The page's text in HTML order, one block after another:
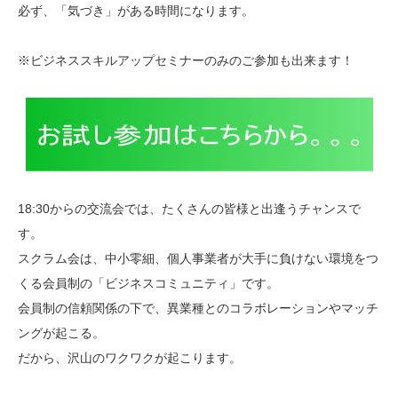
必ず、「気づき」がある時間になります。
※ビジネススキルアップセミナーのみのご参加も出来ます！
18:30からの交流会では、たくさんの皆様と出逢うチャンスで
す。
スクラム会は、中小零細、個人事業者が大手に負けない環境をつ
くる会員制の「ビジネスコミュニティ」です。
会員制の信頼関係の下で、異業種とのコラボレーションやマッチ
ングが起こる。
だから、沢山のワクワクが起こります。